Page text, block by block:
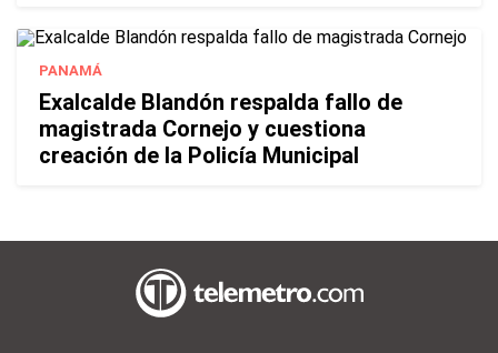
PANAMÁ
Exalcalde Blandón respalda fallo de
magistrada Cornejo y cuestiona
creación de la Policía Municipal